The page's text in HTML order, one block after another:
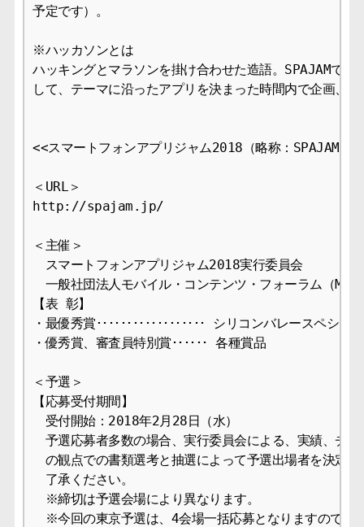
予定です）。
※ハッカソンとは
ハッキングとマラソンを掛け合わせた造語。SPAJAMでは
して、テーマに沿ったアプリを決まった時間内で企画、
<<スマートフォンアプリジャム2018（略称：
＜URL＞
http://spajam.jp/
＜主催＞
スマートフォンアプリジャム2018実行委員会
一般社団法人モバイル・コンテンツ・フォーラム（MCF
【表 彰】
・最優秀賞･･････････････････ シリコンバレースペシャ
・優秀賞、審査員特別賞･･････ 各種賞品
＜予選＞
【応募受付期間】
受付開始：2018年2月28日（水）
予選応募者多数の場合、実行委員会による、実績、チ
の観点での書類選考と抽選によって予選出場者を決定
了承ください。
※締切は予選会場により異なります。
※今回の東京予選は、4会場一括応募となりますのでご